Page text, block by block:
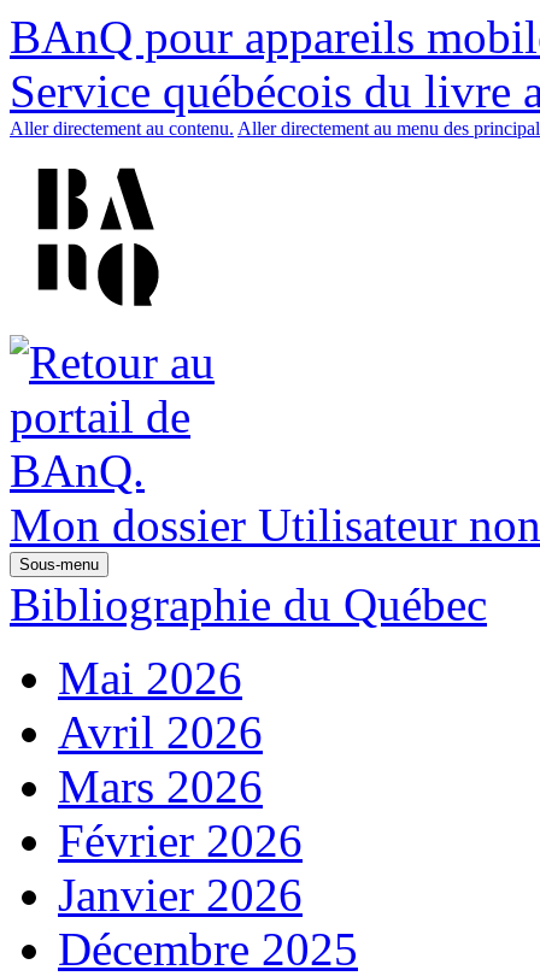
BAnQ pour appareils
Service québécois du livre
Aller directement au contenu. Aller directement au menu des
Mon dossier Utilisateur
Sous-menu
Bibliographie du Québec
Mai 2026
Avril 2026
Mars 2026
Février 2026
Janvier 2026
Décembre 2025